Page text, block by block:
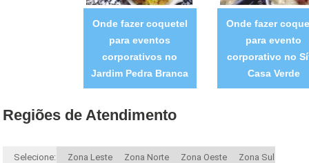
Onde fazer coquetel
para eventos
corporativos no
Jardim Pedra Branca
Onde fazer
para evento
corporativo no
Casa Verde
Regiões de Atendimento
Selecione: Zona Leste Zona Norte Zona Oeste Zona Sul